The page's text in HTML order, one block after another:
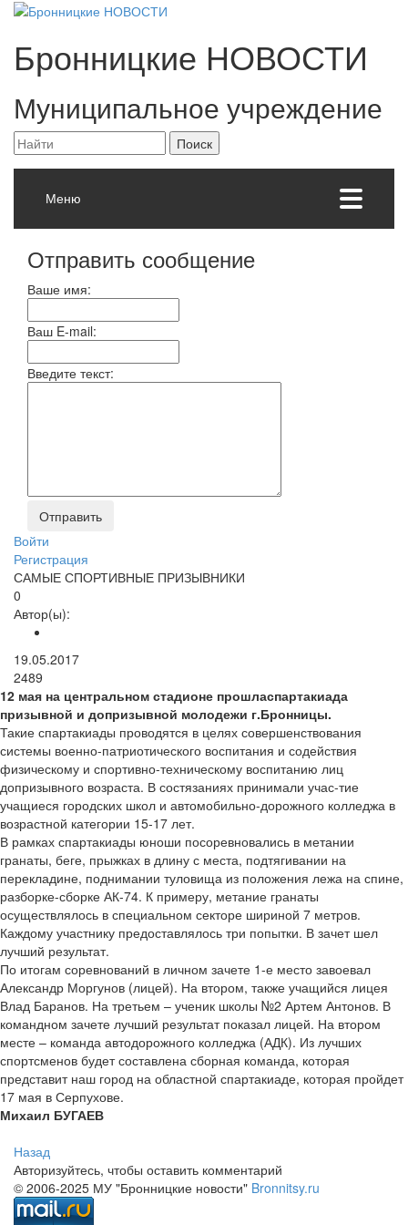
Бронницкие НОВОСТИ
Муниципальное учреждение
Меню
Отправить сообщение
Ваше имя:
Ваш E-mail:
Введите текст:
Войти
Регистрация
САМЫЕ СПОРТИВНЫЕ ПРИЗЫВНИКИ
0
Автор(ы):
19.05.2017
2489
12 мая на центральном стадионе прошласпартакиада
призывной и допризывной молодежи г.Бронницы.
Такие спартакиады проводятся в целях совершенствования
системы военно-патриотического воспитания и содействия
физическому и спортивно-техническому воспитанию лиц
допризывного возраста. В состязаниях принимали учас-тие
учащиеся городских школ и автомобильно-дорожного колледжа в
возрастной категории 15-17 лет.
В рамках спартакиады юноши посоревновались в метании
гранаты, беге, прыжках в длину с места, подтягивании на
перекладине, поднимании туловища из положения лежа на спине,
разборке-сборке АК-74. К примеру, метание гранаты
осуществлялось в специальном секторе шириной 7 метров.
Каждому участнику предоставлялось три попытки. В зачет шел
лучший результат.
По итогам соревнований в личном зачете 1-е место завоевал
Александр Моргунов (лицей). На втором, также учащийся лицея
Влад Баранов. На третьем – ученик школы №2 Артем Антонов. В
командном зачете лучший результат показал лицей. На втором
месте – команда автодорожного колледжа (АДК). Из лучших
спортсменов будет составлена сборная команда, которая
представит наш город на областной спартакиаде, которая пройдет
17 мая в Серпухове.
Михаил БУГАЕВ
Назад
Авторизуйтесь, чтобы оставить комментарий
© 2006-2025 МУ "Бронницкие новости" Bronnitsy.ru